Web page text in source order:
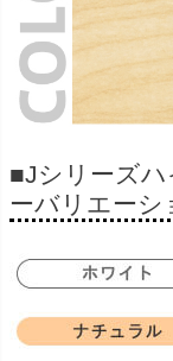
■Jシリーズ
ーバリエーシ